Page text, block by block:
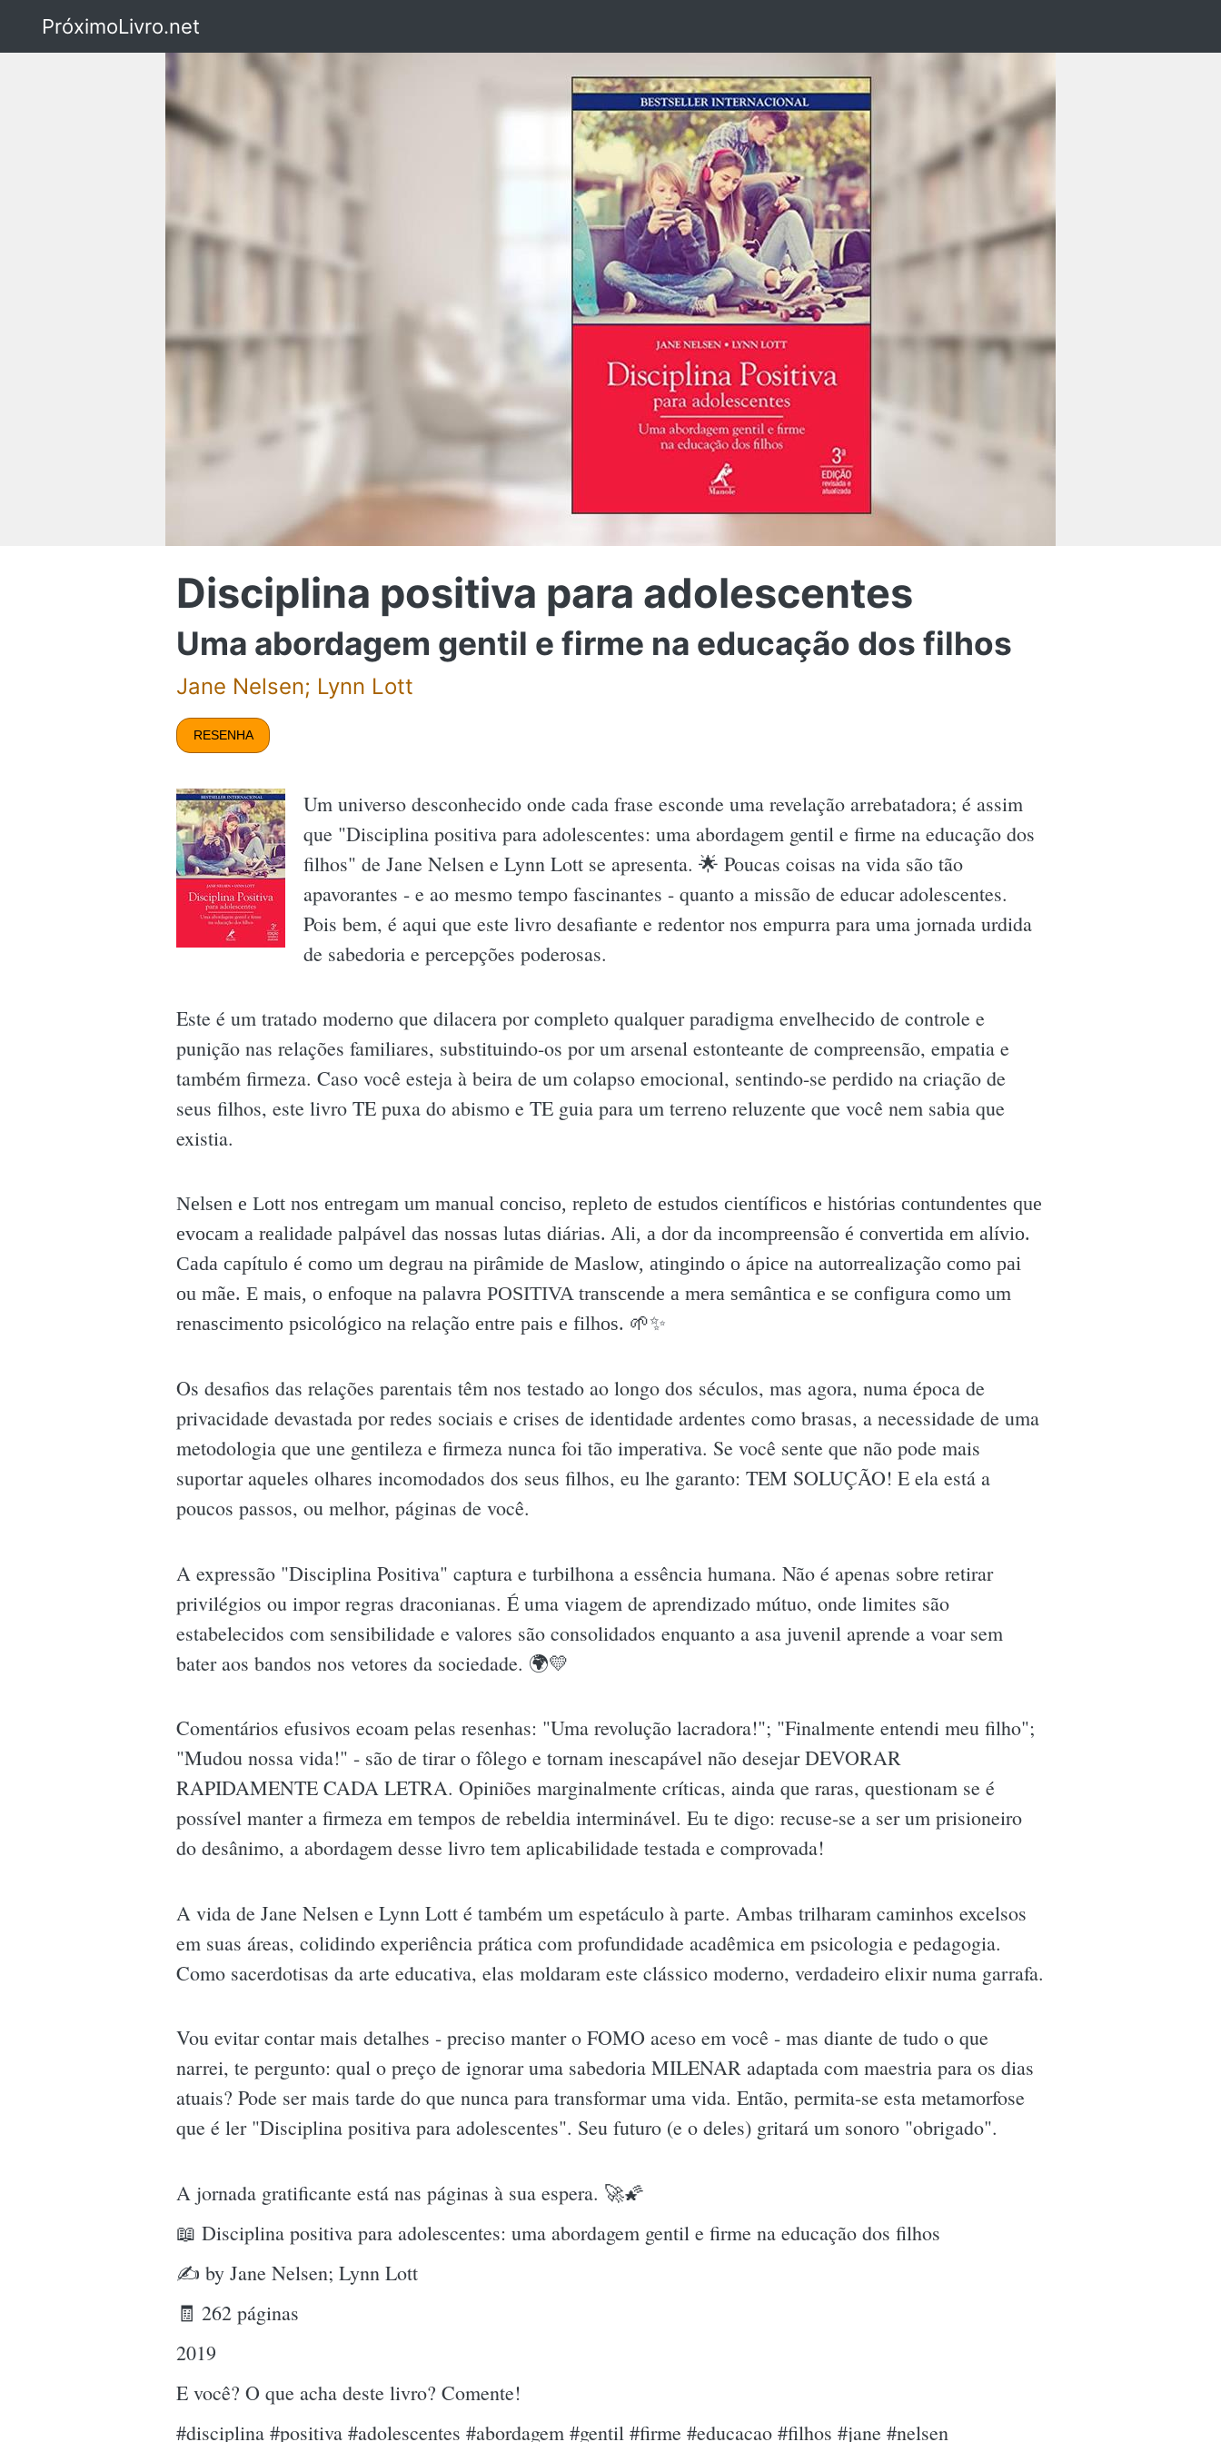
PróximoLivro.net
Disciplina positiva para adolescentes
Uma abordagem gentil e firme na educação dos filhos
Jane Nelsen; Lynn Lott
RESENHA
Um universo desconhecido onde cada frase esconde uma revelação arrebatadora; é assim
que "Disciplina positiva para adolescentes: uma abordagem gentil e firme na educação dos
filhos" de Jane Nelsen e Lynn Lott se apresenta. 🌟 Poucas coisas na vida são tão
apavorantes - e ao mesmo tempo fascinantes - quanto a missão de educar adolescentes.
Pois bem, é aqui que este livro desafiante e redentor nos empurra para uma jornada urdida
de sabedoria e percepções poderosas.
Este é um tratado moderno que dilacera por completo qualquer paradigma envelhecido de controle e
punição nas relações familiares, substituindo-os por um arsenal estonteante de compreensão, empatia e
também firmeza. Caso você esteja à beira de um colapso emocional, sentindo-se perdido na criação de
seus filhos, este livro TE puxa do abismo e TE guia para um terreno reluzente que você nem sabia que
existia.
Nelsen e Lott nos entregam um manual conciso, repleto de estudos científicos e histórias contundentes que
evocam a realidade palpável das nossas lutas diárias. Ali, a dor da incompreensão é convertida em alívio.
Cada capítulo é como um degrau na pirâmide de Maslow, atingindo o ápice na autorrealização como pai
ou mãe. E mais, o enfoque na palavra POSITIVA transcende a mera semântica e se configura como um
renascimento psicológico na relação entre pais e filhos. 🌱✨️
Os desafios das relações parentais têm nos testado ao longo dos séculos, mas agora, numa época de
privacidade devastada por redes sociais e crises de identidade ardentes como brasas, a necessidade de uma
metodologia que une gentileza e firmeza nunca foi tão imperativa. Se você sente que não pode mais
suportar aqueles olhares incomodados dos seus filhos, eu lhe garanto: TEM SOLUÇÃO! E ela está a
poucos passos, ou melhor, páginas de você.
A expressão "Disciplina Positiva" captura e turbilhona a essência humana. Não é apenas sobre retirar
privilégios ou impor regras draconianas. É uma viagem de aprendizado mútuo, onde limites são
estabelecidos com sensibilidade e valores são consolidados enquanto a asa juvenil aprende a voar sem
bater aos bandos nos vetores da sociedade. 🌍💛
Comentários efusivos ecoam pelas resenhas: "Uma revolução lacradora!"; "Finalmente entendi meu filho";
"Mudou nossa vida!" - são de tirar o fôlego e tornam inescapável não desejar DEVORAR
RAPIDAMENTE CADA LETRA. Opiniões marginalmente críticas, ainda que raras, questionam se é
possível manter a firmeza em tempos de rebeldia interminável. Eu te digo: recuse-se a ser um prisioneiro
do desânimo, a abordagem desse livro tem aplicabilidade testada e comprovada!
A vida de Jane Nelsen e Lynn Lott é também um espetáculo à parte. Ambas trilharam caminhos excelsos
em suas áreas, colidindo experiência prática com profundidade acadêmica em psicologia e pedagogia.
Como sacerdotisas da arte educativa, elas moldaram este clássico moderno, verdadeiro elixir numa garrafa.
Vou evitar contar mais detalhes - preciso manter o FOMO aceso em você - mas diante de tudo o que
narrei, te pergunto: qual o preço de ignorar uma sabedoria MILENAR adaptada com maestria para os dias
atuais? Pode ser mais tarde do que nunca para transformar uma vida. Então, permita-se esta metamorfose
que é ler "Disciplina positiva para adolescentes". Seu futuro (e o deles) gritará um sonoro "obrigado".
A jornada gratificante está nas páginas à sua espera. 🚀🌠
📖 Disciplina positiva para adolescentes: uma abordagem gentil e firme na educação dos filhos
✍ by Jane Nelsen; Lynn Lott
🧾 262 páginas
2019
E você? O que acha deste livro? Comente!
#disciplina #positiva #adolescentes #abordagem #gentil #firme #educacao #filhos #jane #nelsen